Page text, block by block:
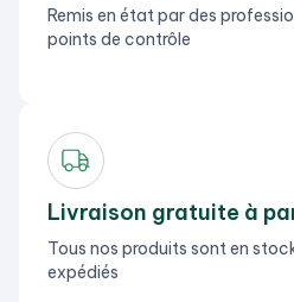
Remis en état par des
points de contrôle
Livraison gratuite à
Tous nos produits sont en
expédiés